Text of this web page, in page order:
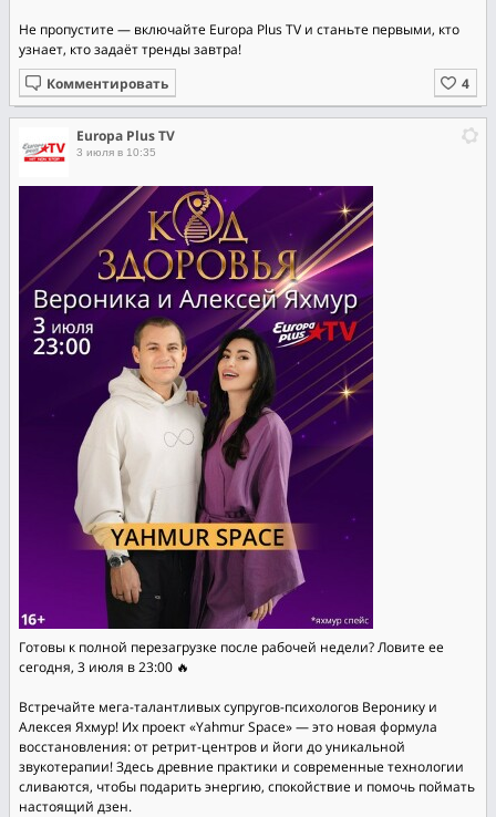
Не пропустите — включайте Europa Plus TV и станьте первыми, кто
узнает, кто задаёт тренды завтра!
Комментировать
Europa Plus TV
3 июля в 10:35
Готовы к полной перезагрузке после рабочей недели? Ловите ее
сегодня, 3 июля в 23:00 🔥
Встречайте мега-талантливых супругов-психологов Веронику и
Алексея Яхмур! Их проект «Yahmur Space» — это новая формула
восстановления: от ретрит-центров и йоги до уникальной
звукотерапии! Здесь древние практики и современные технологии
сливаются, чтобы подарить энергию, спокойствие и помочь поймать
настоящий дзен.